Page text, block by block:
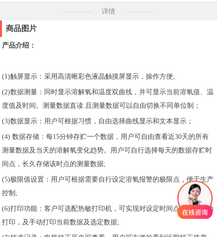
详情
商品图片
产品介绍：
(1)触屏显示：采用高清晰彩色液晶触摸屏显示，操作方便;
(2)数据测量：同时显示溶解氧和温度双曲线，并可显示当前溶氧值、温
度值及时间。测量数据直读.且测量数据可以自由切换不同单位制；
(3)数据显示：用户可根据习惯，自由选择曲线显示和文本显示；
(4) 数据存储：每15分钟存贮一个数据，用户可自由查看近30天的所有
测量数据及当天的溶解氧变化趋势。用户可自行选择每天的数据存贮时
间点，长久存储该时点的测量数据;
(5)极限值设置：用户可根据需要自行设定溶氧报警的极限点，便于生产
控制;
(6)打印功能：客户可选配热敏打印机，可实现对设定时间点数据的自动
打印，及手动打印当前数据及选定数据;